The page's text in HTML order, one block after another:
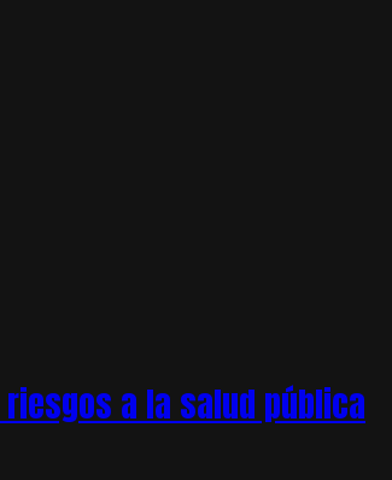
a la salud pública